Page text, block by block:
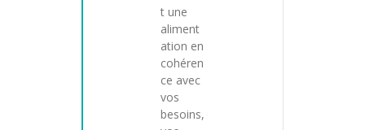
t une
aliment
ation en
cohéren
ce avec
vos
besoins,